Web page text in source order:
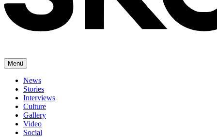
Menü
News
Stories
Interviews
Culture
Gallery
Video
Social